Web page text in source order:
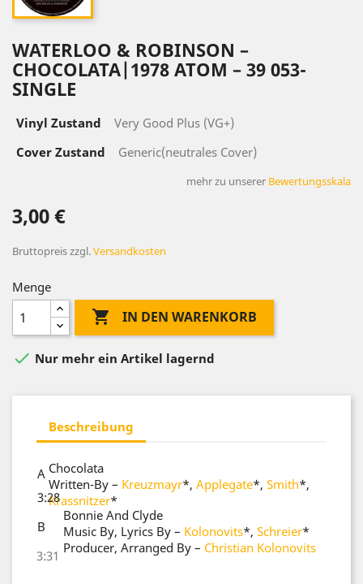
WATERLOO & ROBINSON –
CHOCOLATA|1978 ATOM – 39 053-
SINGLE
Vinyl Zustand
Very Good Plus (VG+)
Cover Zustand
Generic(neutrales Cover)
mehr zu unserer Bewertungsskala
3,00 €
Bruttopreiszzgl.Versandkosten
Menge
 IN DEN WARENKORB
 Nur mehr ein Artikel lagernd
Beschreibung
A Chocolata
Written-By – Kreuzmayr*, Applegate*, Smith*,
Krassnitzer*
3:28
B
Bonnie And Clyde
Music By, Lyrics By – Kolonovits*, Schreier*
Producer, Arranged By – Christian Kolonovits
3:31